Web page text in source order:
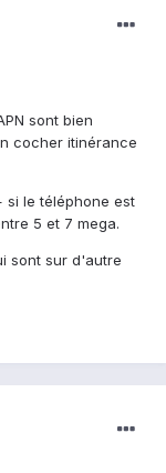
sont bien
cocher itinérance
si le téléphone est
5 et 7 mega.
sont sur d'autre